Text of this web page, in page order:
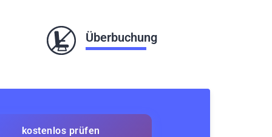
Überbuchung
kostenlos prüfen